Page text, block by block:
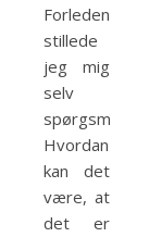
Forleden
stillede
jeg mig
selv
spørgsmålet:
Hvordan
kan det
være, at
det er